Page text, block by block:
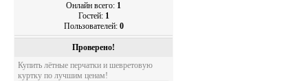
Онлайн всего: 1
Гостей: 1
Пользователей: 0
Проверено!
Купить лётные перчатки и шевретовую
куртку по лучшим ценам!